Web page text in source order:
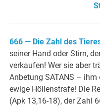
666 — Die Zahl des
seiner Hand oder Stirn,
verkaufen! Wer sie aber
Anbetung SATANS –
ewige Höllenstrafe! Die
(Apk 13,16-18), der Zahl